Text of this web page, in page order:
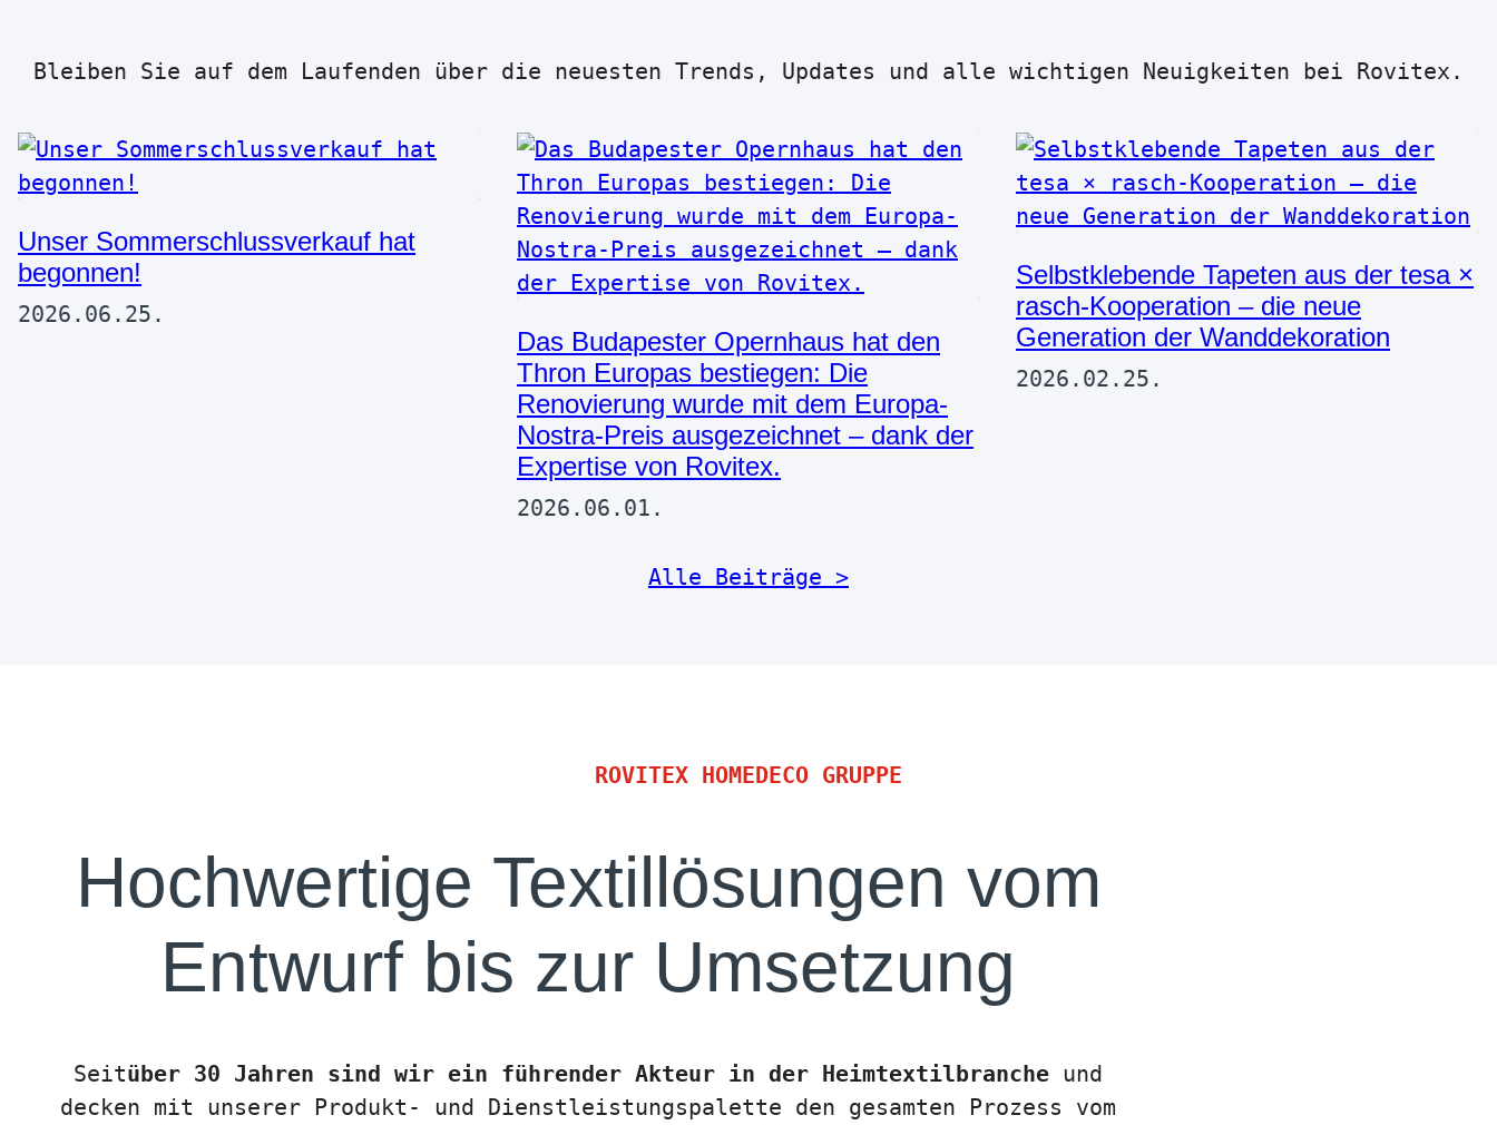
Bleiben Sie auf dem Laufenden über die neuesten Trends, Updates und alle wichtigen Neuigkeiten bei Rovitex.
Unser Sommerschlussverkauf hat
begonnen!
2026.06.25.
Das Budapester Opernhaus hat den
Thron Europas bestiegen: Die
Renovierung wurde mit dem Europa-
Nostra-Preis ausgezeichnet – dank der
Expertise von Rovitex.
2026.06.01.
Selbstklebende Tapeten aus der tesa ×
rasch-Kooperation – die neue
Generation der Wanddekoration
2026.02.25.
Alle Beiträge >
ROVITEX HOMEDECO GRUPPE
Hochwertige Textillösungen vom
Entwurf bis zur Umsetzung
Seitüber 30 Jahren sind wir ein führender Akteur in der Heimtextilbranche und
decken mit unserer Produkt- und Dienstleistungspalette den gesamten Prozess vom